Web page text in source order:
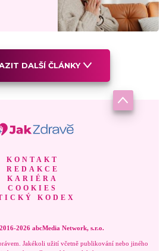
DALŠÍ ČLÁNKY
KONTAKT
REDAKCE
KARIÉRA
COOKIES
KODEX
2026 abcMedia Network, s.r.o.
Jakékoli užití včetně publikování nebo jiného